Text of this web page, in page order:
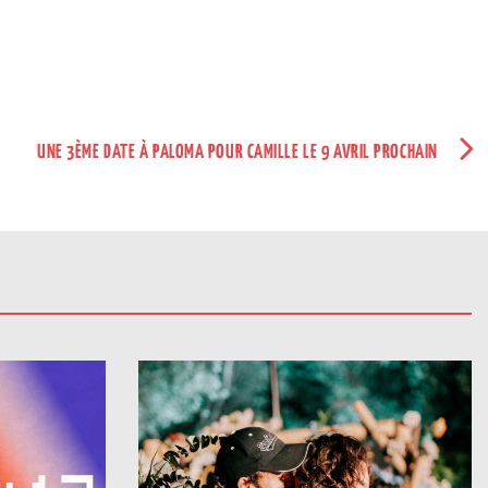
UNE 3ÈME DATE À PALOMA POUR CAMILLE LE 9 AVRIL PROCHAIN